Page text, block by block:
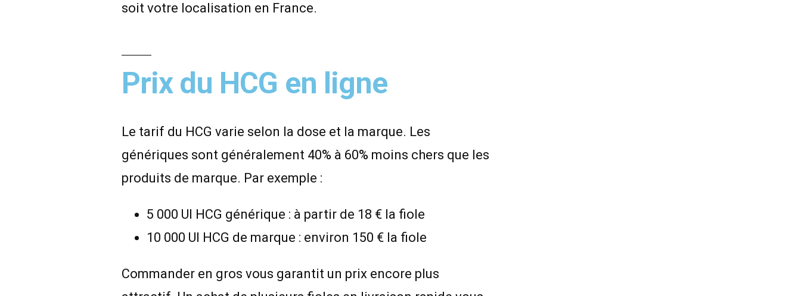
soit votre localisation en France.
Prix du HCG en ligne
Le tarif du HCG varie selon la dose et la marque. Les
génériques sont généralement 40% à 60% moins chers que les
produits de marque. Par exemple :
5 000 UI HCG générique : à partir de 18 € la fiole
10 000 UI HCG de marque : environ 150 € la fiole
Commander en gros vous garantit un prix encore plus